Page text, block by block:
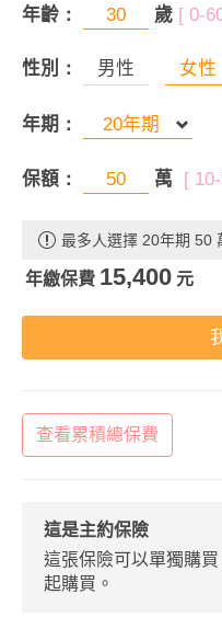
年齡： 歲 [ 0-
性別： 男性 女性
年期：
保額： 萬 [
最多人選擇 20年期 50
年繳保費 15,400 元
查看累積總保費
這是主約保險
這張保險可以單獨購
起購買。